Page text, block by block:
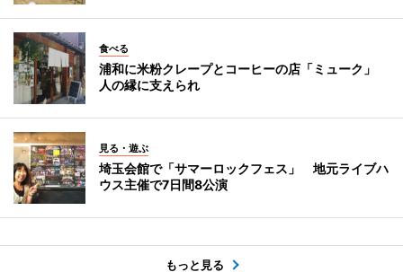
食べる
浦和に米粉クレープとコーヒーの店「ミューク」
人の縁に支えられ
見る・遊ぶ
埼玉会館で「サマーロックフェス」 地元ライブハ
ウス主催で7日間8公演
もっと見る